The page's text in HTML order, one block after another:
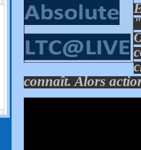
connaît. Alors